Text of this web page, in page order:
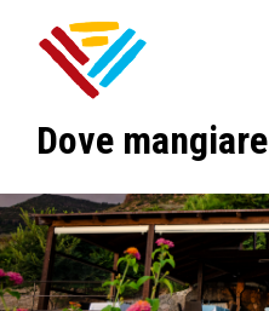
Dove mangiare